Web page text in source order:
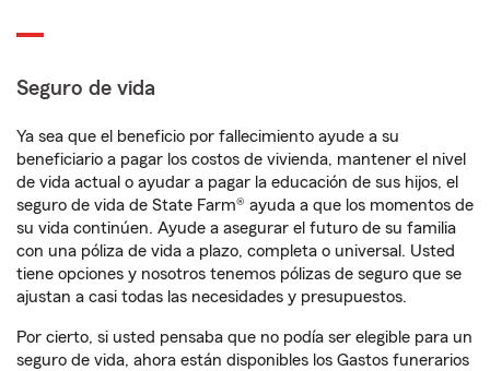
Seguro de vida
Ya sea que el beneficio por fallecimiento ayude a su
beneficiario a pagar los costos de vivienda, mantener el nivel
de vida actual o ayudar a pagar la educación de sus hijos, el
seguro de vida de State Farm® ayuda a que los momentos de
su vida continúen. Ayude a asegurar el futuro de su familia
con una póliza de vida a plazo, completa o universal. Usted
tiene opciones y nosotros tenemos pólizas de seguro que se
ajustan a casi todas las necesidades y presupuestos.
Por cierto, si usted pensaba que no podía ser elegible para un
seguro de vida, ahora están disponibles los Gastos funerarios